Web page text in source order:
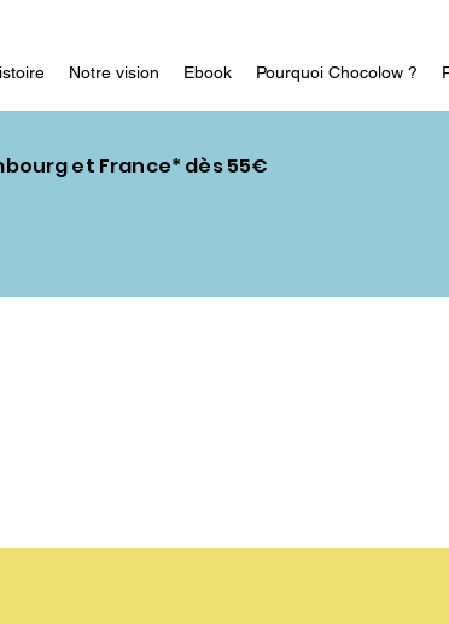
Notre vision Ebook Pourquoi Chocolow ?
et France* dès 55€